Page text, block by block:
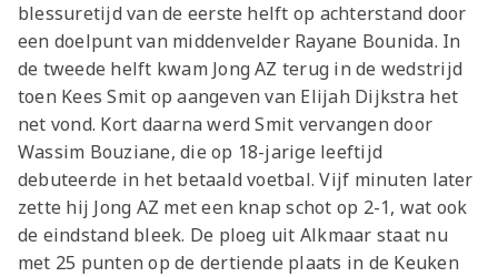
blessuretijd van de eerste helft op achterstand door
een doelpunt van middenvelder Rayane Bounida. In
de tweede helft kwam Jong AZ terug in de wedstrijd
toen Kees Smit op aangeven van Elijah Dijkstra het
net vond. Kort daarna werd Smit vervangen door
Wassim Bouziane, die op 18-jarige leeftijd
debuteerde in het betaald voetbal. Vijf minuten later
zette hij Jong AZ met een knap schot op 2-1, wat ook
de eindstand bleek. De ploeg uit Alkmaar staat nu
met 25 punten op de dertiende plaats in de Keuken